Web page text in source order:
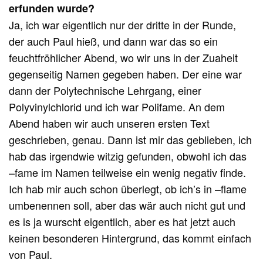
erfunden wurde?
Ja, ich war eigentlich nur der dritte in der Runde,
der auch Paul hieß, und dann war das so ein
feuchtfröhlicher Abend, wo wir uns in der Zuaheit
gegenseitig Namen gegeben haben. Der eine war
dann der Polytechnische Lehrgang, einer
Polyvinylchlorid und ich war Polifame. An dem
Abend haben wir auch unseren ersten Text
geschrieben, genau. Dann ist mir das geblieben, ich
hab das irgendwie witzig gefunden, obwohl ich das
–fame im Namen teilweise ein wenig negativ finde.
Ich hab mir auch schon überlegt, ob ich’s in –flame
umbenennen soll, aber das wär auch nicht gut und
es is ja wurscht eigentlich, aber es hat jetzt auch
keinen besonderen Hintergrund, das kommt einfach
von Paul.